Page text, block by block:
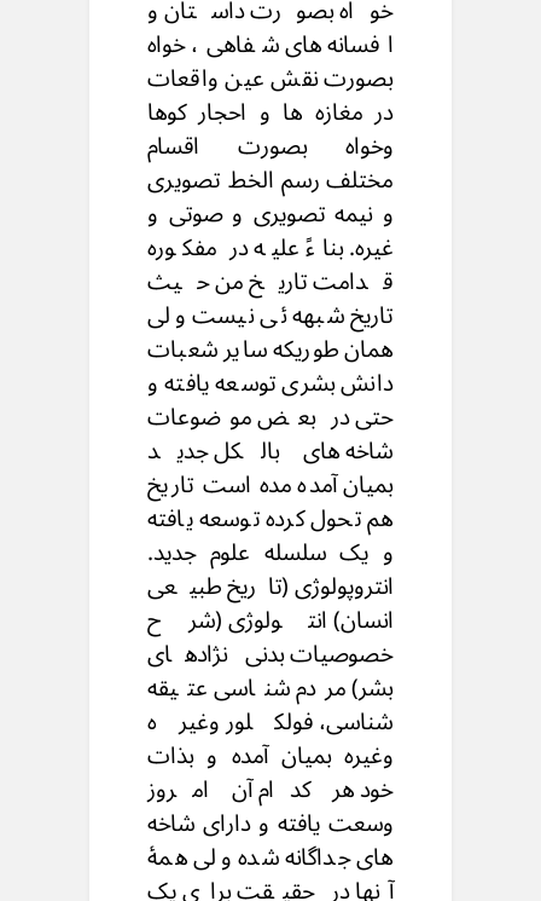
خواه بصورت داستان و
افسانه های شفاهی، خواه
بصورت نقش عین واقعات
در مغازه ها و احجار کوها
وخواه بصورت اقسام
مختلف رسم الخط تصویری
و نیمه تصویری و صوتی و
غیره. بناءً علیه در مفکوره
قدامت تاریخ من حیث
تاریخ شبهه ئی نیست ولی
همان طوریکه سایر شعبات
دانش بشری توسعه یافته و
حتی در بعض موضوعات
شاخه های بالکل جدید
بمیان آمده مده است تاریخ
هم تحول کرده توسعه یافته
و یک سلسله علوم جدید.
انتروپولوژی (تاریخ طبیعی
انسان) انتولوژی (شرح
خصوصیات بدنی نژادهای
بشر) مردم شناسی عتیقه
شناسی، فولکلور وغیره
وغیره بمیان آمده و بذات
خود هر کدام آن امروز
وسعت یافته و دارای شاخه
های جداگانه شده ولی همۀ
آنها در حقیقت براى یک